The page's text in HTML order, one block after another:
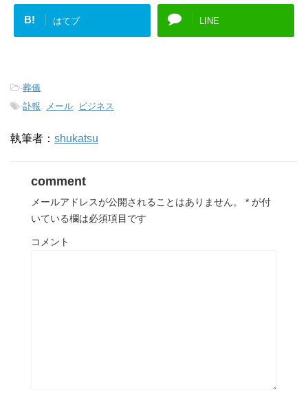
B! はてブ LINE
-葬儀
-訃報, メール, ビジネス
執筆者： shukatsu
comment
メールアドレスが公開されることはありません。 * が付
いている欄は必須項目です
コメント